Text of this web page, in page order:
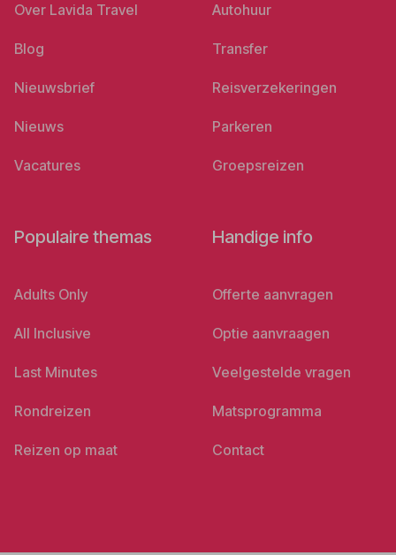
Over Lavida Travel
Blog
Nieuwsbrief
Nieuws
Vacatures
Autohuur
Transfer
Reisverzekeringen
Parkeren
Groepsreizen
Populaire themas
Adults Only
All Inclusive
Last Minutes
Rondreizen
Reizen op maat
Handige info
Offerte aanvragen
Optie aanvraagen
Veelgestelde vragen
Matsprogramma
Contact